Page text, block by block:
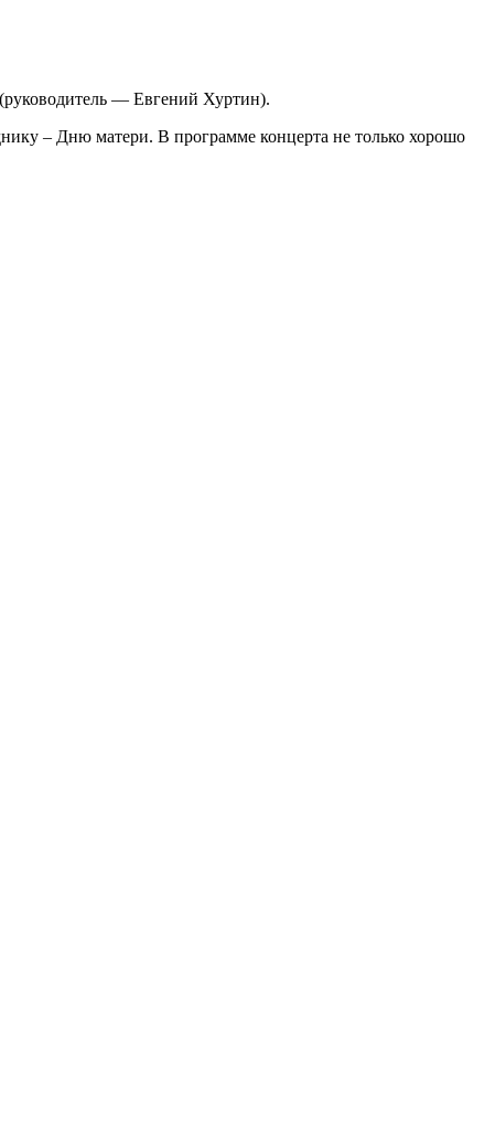
(руководитель — Евгений Хуртин).
– Дню матери. В программе концерта не только хорошо